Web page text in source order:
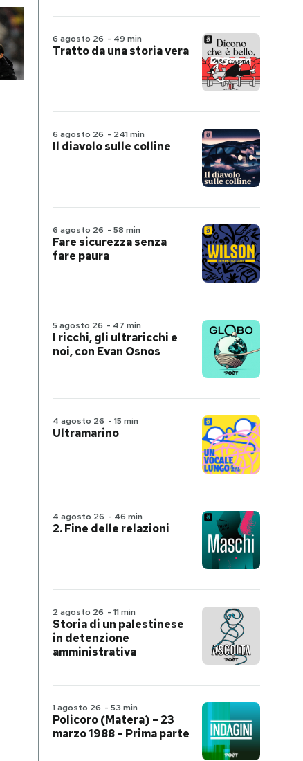
6 agosto 26 - 49 min
Tratto da una storia vera
6 agosto 26 - 241 min
Il diavolo sulle colline
6 agosto 26 - 58 min
Fare sicurezza senza
fare paura
5 agosto 26 - 47 min
I ricchi, gli ultraricchi e
noi, con Evan Osnos
4 agosto 26 - 15 min
Ultramarino
4 agosto 26 - 46 min
2. Fine delle relazioni
2 agosto 26 - 11 min
Storia di un palestinese
in detenzione
amministrativa
1 agosto 26 - 53 min
Policoro (Matera) – 23
marzo 1988 – Prima parte